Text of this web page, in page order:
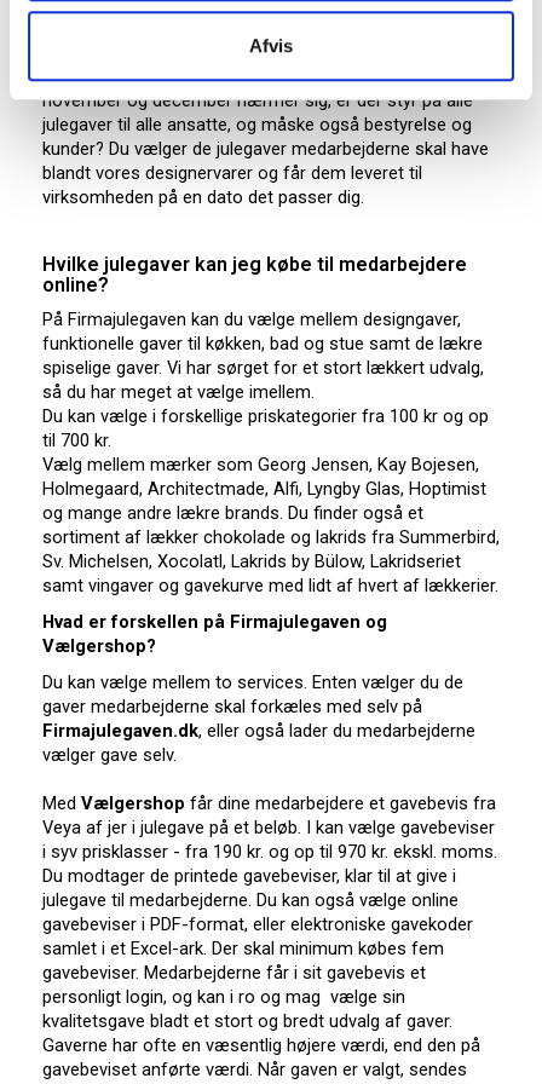
Afvis
Hvordan fungerer Firmajulegaven.dk?
Det er let at købe julegaver til hele firmaet ved få klik. Du
kan sidde i ro og mag i god tid og klare alle juleindkøb. Når
november og december nærmer sig, er der styr på alle
julegaver til alle ansatte, og måske også bestyrelse og
kunder? Du vælger de julegaver medarbejderne skal have
blandt vores designervarer og får dem leveret til
virksomheden på en dato det passer dig.
Hvilke julegaver kan jeg købe til medarbejdere
online?
På Firmajulegaven kan du vælge mellem designgaver,
funktionelle gaver til køkken, bad og stue samt de lækre
spiselige gaver. Vi har sørget for et stort lækkert udvalg,
så du har meget at vælge imellem.
Du kan vælge i forskellige priskategorier fra 100 kr og op
til 700 kr.
Vælg mellem mærker som Georg Jensen, Kay Bojesen,
Holmegaard, Architectmade, Alfi, Lyngby Glas, Hoptimist
og mange andre lækre brands. Du finder også et
sortiment af lækker chokolade og lakrids fra Summerbird,
Sv. Michelsen, Xocolatl, Lakrids by Bülow, Lakridseriet
samt vingaver og gavekurve med lidt af hvert af lækkerier.
Hvad er forskellen på Firmajulegaven og
Vælgershop?
Du kan vælge mellem to services. Enten vælger du de
gaver medarbejderne skal forkæles med selv på
Firmajulegaven.dk, eller også lader du medarbejderne
vælger gave selv.
Med Vælgershop får dine medarbejdere et gavebevis fra
Veya af jer i julegave på et beløb. I kan vælge gavebeviser
i syv prisklasser - fra 190 kr. og op til 970 kr. ekskl. moms.
Du modtager de printede gavebeviser, klar til at give i
julegave til medarbejderne. Du kan også vælge online
gavebeviser i PDF-format, eller elektroniske gavekoder
samlet i et Excel-ark. Der skal minimum købes fem
gavebeviser. Medarbejderne får i sit gavebevis et
personligt login, og kan i ro og mag vælge sin
kvalitetsgave bladt et stort og bredt udvalg af gaver.
Gaverne har ofte en væsentlig højere værdi, end den på
gavebeviset anførte værdi. Når gaven er valgt, sendes